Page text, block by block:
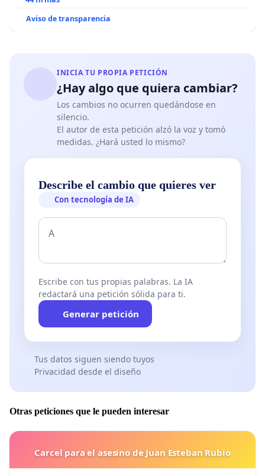
mediante solicutd dirigida a
contacto@frenteobrero.es
Aviso de transparencia
INICIA TU PROPIA PETICIÓN
¿Hay algo que quiera cambiar?
Los cambios no ocurren quedándose en
silencio.
El autor de esta petición alzó la voz y tomó
medidas. ¿Hará usted lo mismo?
Describe el cambio que quieres ver
Con tecnología de IA
Escribe con tus propias palabras. La IA
redactará una petición sólida para ti.
Generar petición
Tus datos siguen siendo tuyos
Privacidad desde el diseño
Otras peticiones que le pueden interesar
Carcel para el asesino de Juan Esteban Rubio